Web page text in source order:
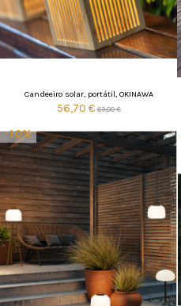
Candeeiro solar, portátil, OKINAWA
56,70 € 63,00 €
-10%